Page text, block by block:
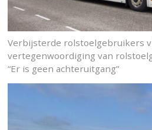
Verbijsterde rolstoelgebruikers
vertegenwoordiging van
“Er is geen achteruitgang”